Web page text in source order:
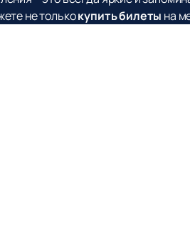
не толькокупить билеты на